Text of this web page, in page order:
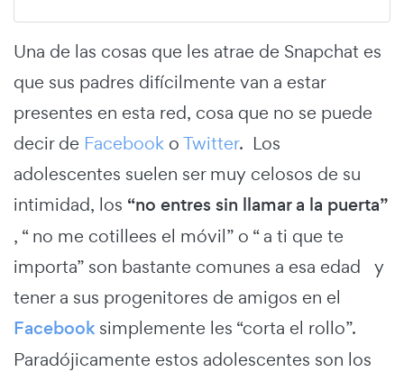
Una de las cosas que les atrae de Snapchat es
que sus padres difícilmente van a estar
presentes en esta red, cosa que no se puede
decir de Facebook oTwitter. Los
adolescentes suelen ser muy celosos de su
intimidad, los “no entres sin llamar a la puerta”
, “ no me cotillees el móvil” o “ a ti que te
importa” son bastante comunes a esa edad y
tener a sus progenitores de amigos en el
Facebook simplemente les “corta el rollo”.
Paradójicamente estos adolescentes son los